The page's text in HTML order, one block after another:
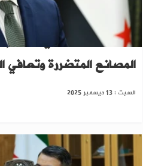
وزير المالية السوري يعلن
المصانع المتضررة وتعافي
السبت : 13 ديسمبر 2025